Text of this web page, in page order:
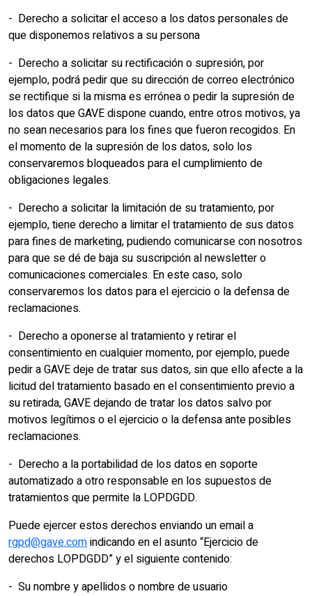
- Derecho a solicitar el acceso a los datos personales de
que disponemos relativos a su persona
- Derecho a solicitar su rectificación o supresión, por
ejemplo, podrá pedir que su dirección de correo electrónico
se rectifique si la misma es errónea o pedir la supresión de
los datos que GAVE dispone cuando, entre otros motivos, ya
no sean necesarios para los fines que fueron recogidos. En
el momento de la supresión de los datos, solo los
conservaremos bloqueados para el cumplimiento de
obligaciones legales.
- Derecho a solicitar la limitación de su tratamiento, por
ejemplo, tiene derecho a limitar el tratamiento de sus datos
para fines de marketing, pudiendo comunicarse con nosotros
para que se dé de baja su suscripción al newsletter o
comunicaciones comerciales. En este caso, solo
conservaremos los datos para el ejercicio o la defensa de
reclamaciones.
- Derecho a oponerse al tratamiento y retirar el
consentimiento en cualquier momento, por ejemplo, puede
pedir a GAVE deje de tratar sus datos, sin que ello afecte a la
licitud del tratamiento basado en el consentimiento previo a
su retirada, GAVE dejando de tratar los datos salvo por
motivos legítimos o el ejercicio o la defensa ante posibles
reclamaciones.
- Derecho a la portabilidad de los datos en soporte
automatizado a otro responsable en los supuestos de
tratamientos que permite la LOPDGDD.
Puede ejercer estos derechos enviando un email a
rgpd@gave.comindicando en el asunto “Ejercicio de
derechos LOPDGDD” y el siguiente contenido:
- Su nombre y apellidos o nombre de usuario